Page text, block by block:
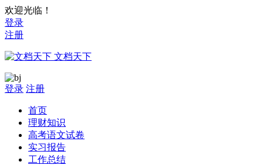
欢迎光临！
登录
注册
文档天下
登录 注册
首页
理财知识
高考语文试卷
实习报告
工作总结